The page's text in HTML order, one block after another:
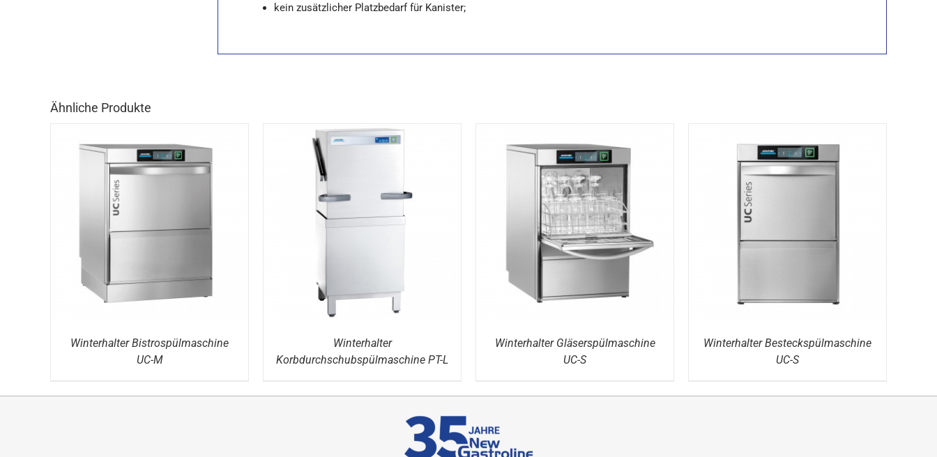
kein zusätzlicher Platzbedarf für Kanister;
Ähnliche Produkte
Winterhalter Bistrospülmaschine
UC-M
Winterhalter
Korbdurchschubspülmaschine PT-L
DETAILS
Winterhalter Gläserspülmaschine
UC-S
Winterhalter Besteckspülmaschine
UC-S